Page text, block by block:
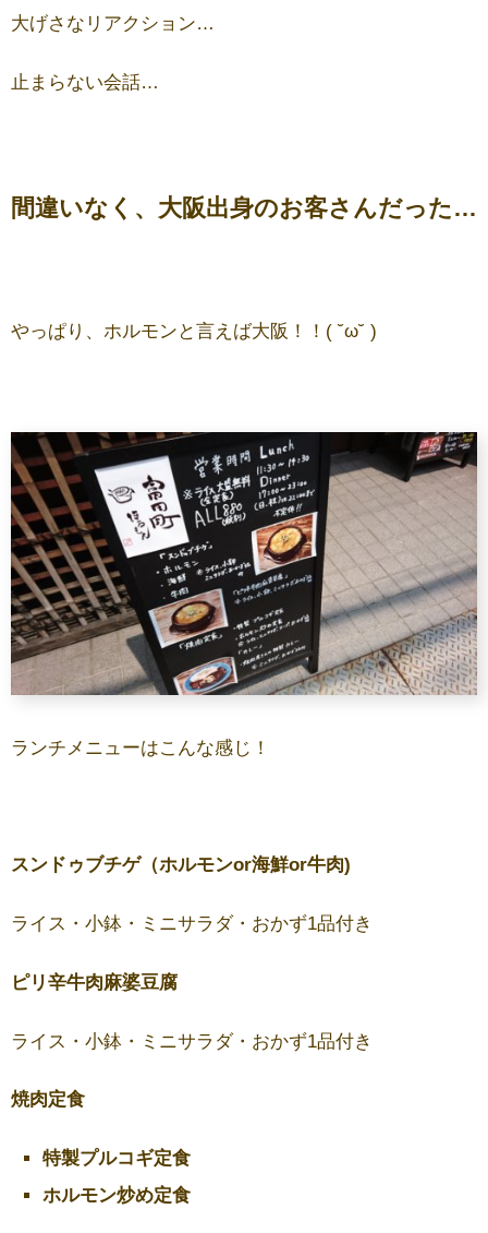
大げさなリアクション…
止まらない会話…
間違いなく、大阪出身のお客さんだった…
やっぱり、ホルモンと言えば大阪！！( ˘ω˘ )
ランチメニューはこんな感じ！
スンドゥブチゲ（ホルモンor海鮮or牛肉)
ライス・小鉢・ミニサラダ・おかず1品付き
ピリ辛牛肉麻婆豆腐
ライス・小鉢・ミニサラダ・おかず1品付き
焼肉定食
特製プルコギ定食
ホルモン炒め定食